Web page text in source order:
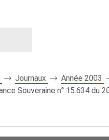
Journaux Année 2003
Souveraine n° 15.634 du